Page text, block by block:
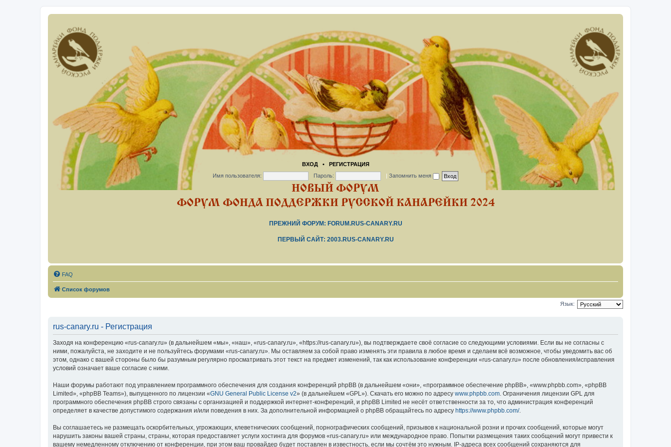
ВХОД• РЕГИСТРАЦИЯ
Имя пользователя:
Пароль: | Запомнить меня
НОВЫЙ ФОРУМ
ФОРУМ ФОНДА ПОДДЕРЖКИ РУССКОЙ КАНАРЕЙКИ 2024
ПРЕЖНИЙ ФОРУМ: FORUM.RUS-CANARY.RU
ПЕРВЫЙ САЙТ: 2003.RUS-CANARY.RU
FAQ
Список форумов
Язык:
rus-canary.ru - Регистрация
Заходя на конференцию «rus-canary.ru» (в дальнейшем «мы», «наш», «rus-canary.ru», «https://rus-canary.ru»), вы подтверждаете своё согласие со следующими условиями. Если вы не согласны с
ними, пожалуйста, не заходите и не пользуйтесь форумами «rus-canary.ru». Мы оставляем за собой право изменять эти правила в любое время и сделаем всё возможное, чтобы уведомить вас об
этом, однако с вашей стороны было бы разумным регулярно просматривать этот текст на предмет изменений, так как использование конференции «rus-canary.ru» после обновления/исправления
условий означает ваше согласие с ними.
Наши форумы работают под управлением программного обеспечения для создания конференций phpBB (в дальнейшем «они», «программное обеспечение phpBB», «www.phpbb.com», «phpBB
Limited», «phpBB Teams»), выпущенного по лицензии «GNU General Public License v2» (в дальнейшем «GPL»). Скачать его можно по адресу www.phpbb.com. Ограничения лицензии GPL для
программного обеспечения phpBB строго связаны с организацией и поддержкой интернет-конференций, и phpBB Limited не несёт ответственности за то, что администрация конференций
определяет в качестве допустимого содержания и/или поведения в них. За дополнительной информацией о phpBB обращайтесь по адресу https://www.phpbb.com/.
Вы соглашаетесь не размещать оскорбительных, угрожающих, клеветнических сообщений, порнографических сообщений, призывов к национальной розни и прочих сообщений, которые могут
нарушить законы вашей страны, страны, которая предоставляет услуги хостинга для форумов «rus-canary.ru» или международное право. Попытки размещения таких сообщений могут привести к
вашему немедленному отключению от конференции, при этом ваш провайдер будет поставлен в известность, если мы сочтём это нужным. IP-адреса всех сообщений сохраняются для